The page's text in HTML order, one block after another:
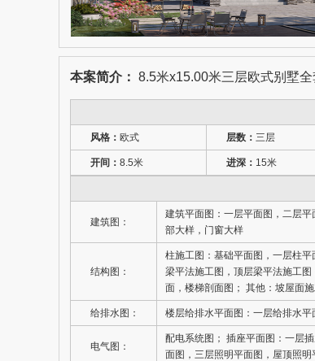
本案简介： 8.5米x15.00米三层欧式别墅
风格： 欧式 层数： 三层
开间： 8.5米 进深： 15米
建筑图：
建筑平面图：一层平面图，二层
部大样，门窗大样
结构图：
柱施工图：基础平面图，一层柱
梁平法施工图，顶层梁平法施工
面，楼梯剖面图； 其他：坡屋面
给排水图： 楼层给排水平面图：一层给排水
电气图：
配电系统图； 插座平面图：一层
面图，三层照明平面图，屋顶照